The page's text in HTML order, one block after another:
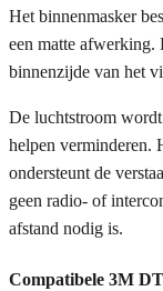
Het binnenmasker
een matte afwerking.
binnenzijde van het
De luchtstroom
helpen verminderen.
ondersteunt de
geen radio- of
afstand nodig is.
Compatibele 3M